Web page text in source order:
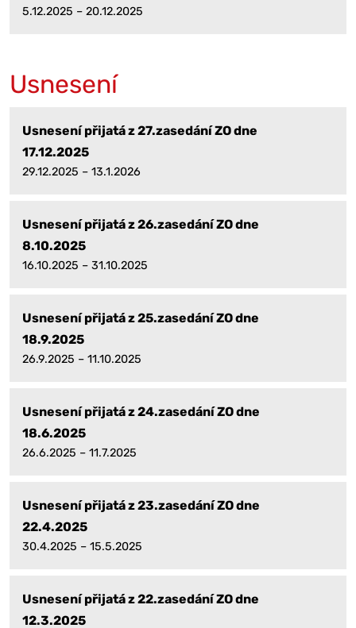
5.12.2025 – 20.12.2025
Usnesení
Usnesení přijatá z 27.zasedání ZO dne
17.12.2025
29.12.2025 – 13.1.2026
Usnesení přijatá z 26.zasedání ZO dne
8.10.2025
16.10.2025 – 31.10.2025
Usnesení přijatá z 25.zasedání ZO dne
18.9.2025
26.9.2025 – 11.10.2025
Usnesení přijatá z 24.zasedání ZO dne
18.6.2025
26.6.2025 – 11.7.2025
Usnesení přijatá z 23.zasedání ZO dne
22.4.2025
30.4.2025 – 15.5.2025
Usnesení přijatá z 22.zasedání ZO dne
12.3.2025